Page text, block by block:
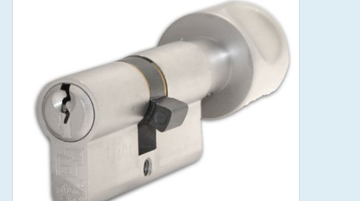
S2 CILINDERSLOTEN IN IEDERE
GEWENSTE MAAT MET
KEERSLEUTEL
(GAATJES)VEILIGE
GENUMMERDE SLEUTELS
SKG**
ISEO F 6 EXTRA S